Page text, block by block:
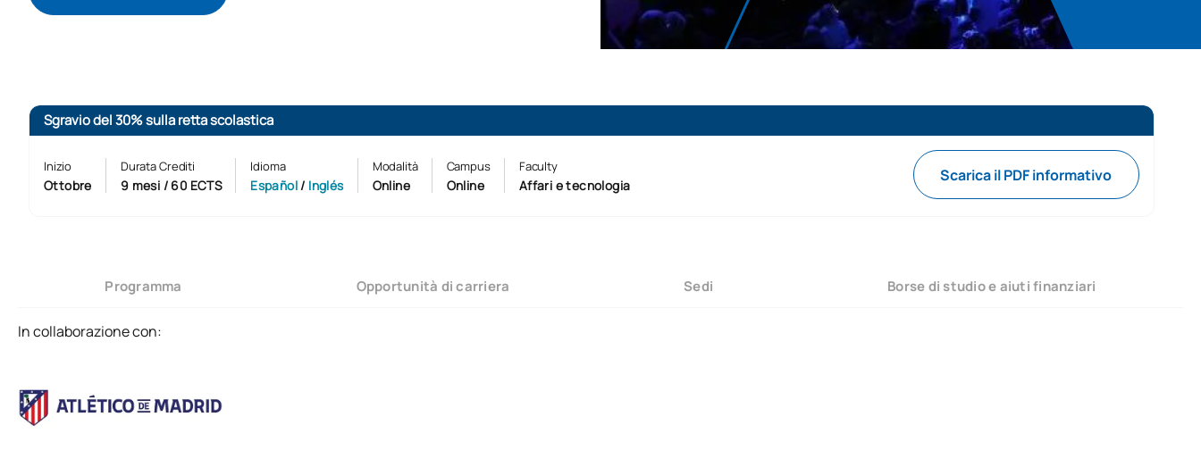
Sgravio del 30% sulla retta scolastica
Inizio
Ottobre
Durata Crediti
9 mesi / 60 ECTS
Idioma
Español/ Inglés
Modalità
Online
Campus
Online
Faculty
Affari e tecnologia
Scarica il PDF informativo
Programma Opportunità di carriera Sedi Borse di studio e aiuti finanziari
In collaborazione con: